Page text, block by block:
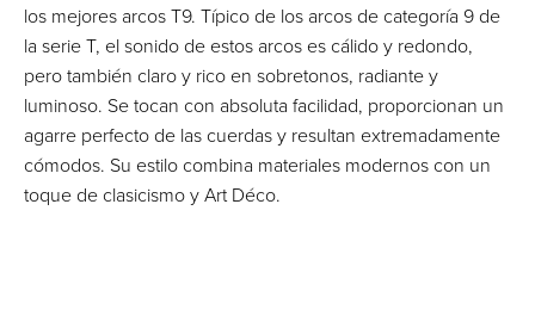
los mejores arcos T9. Típico de los arcos de categoría 9 de
la serie T, el sonido de estos arcos es cálido y redondo,
pero también claro y rico en sobretonos, radiante y
luminoso. Se tocan con absoluta facilidad, proporcionan un
agarre perfecto de las cuerdas y resultan extremadamente
cómodos. Su estilo combina materiales modernos con un
toque de clasicismo y Art Déco.